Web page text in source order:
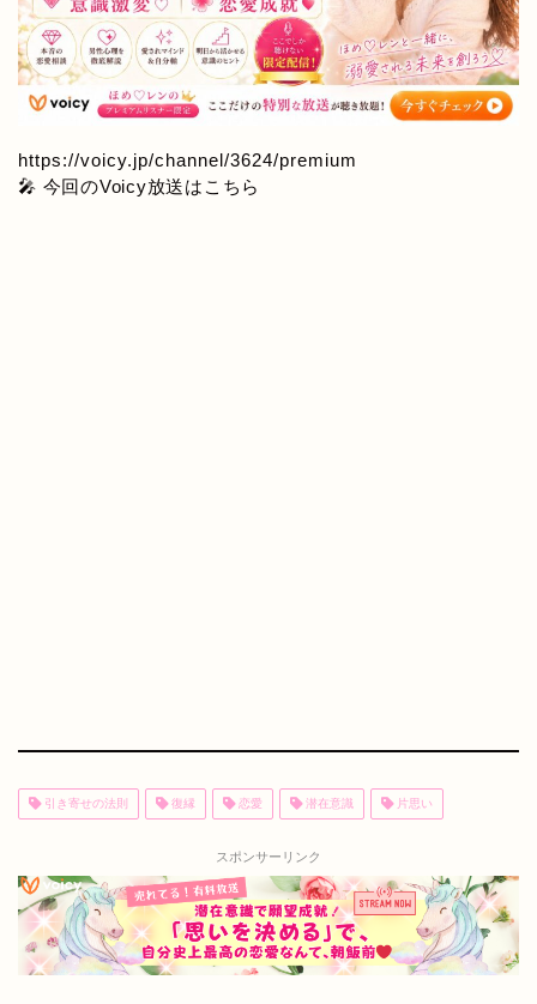
https://voicy.jp/channel/3624/premium
🎤 今回のVoicy放送はこちら
引き寄せの法則 復縁 恋愛 潜在意識 片思い
スポンサーリンク